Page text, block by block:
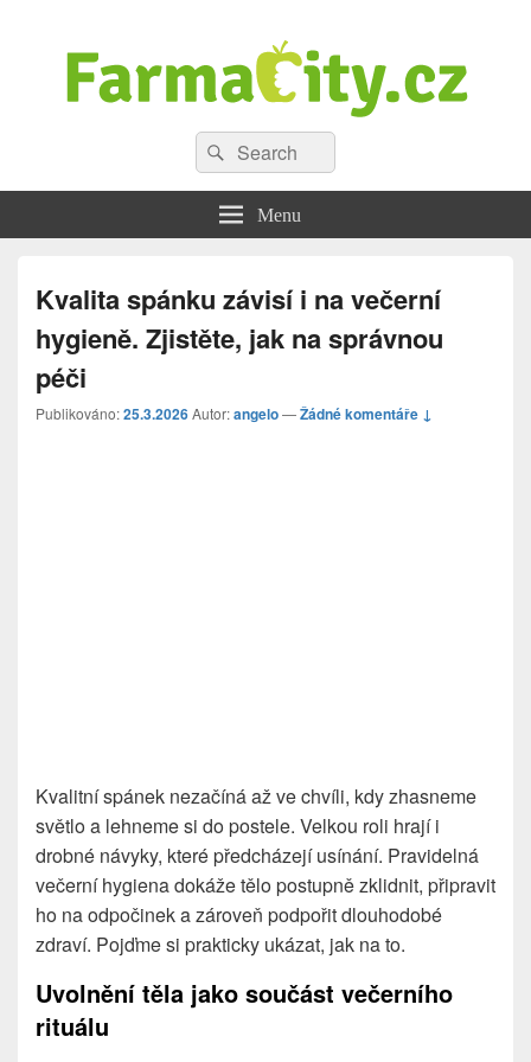
Farmacity.cz – hubnutí, diety,
zdravý životní styl
Rady, tipy a informace o zdravém životním stylu
Search
for:
Search
Menu
Kvalita spánku závisí i na večerní
hygieně. Zjistěte, jak na správnou
péči
Publikováno:25.3.2026Autor:angelo—Žádné komentáře ↓
Kvalitní spánek nezačíná až ve chvíli, kdy zhasneme
světlo a lehneme si do postele. Velkou roli hrají i
drobné návyky, které předcházejí usínání. Pravidelná
večerní hygiena dokáže tělo postupně zklidnit, připravit
ho na odpočinek a zároveň podpořit dlouhodobé
zdraví. Pojďme si prakticky ukázat, jak na to.
Uvolnění těla jako součást večerního
rituálu